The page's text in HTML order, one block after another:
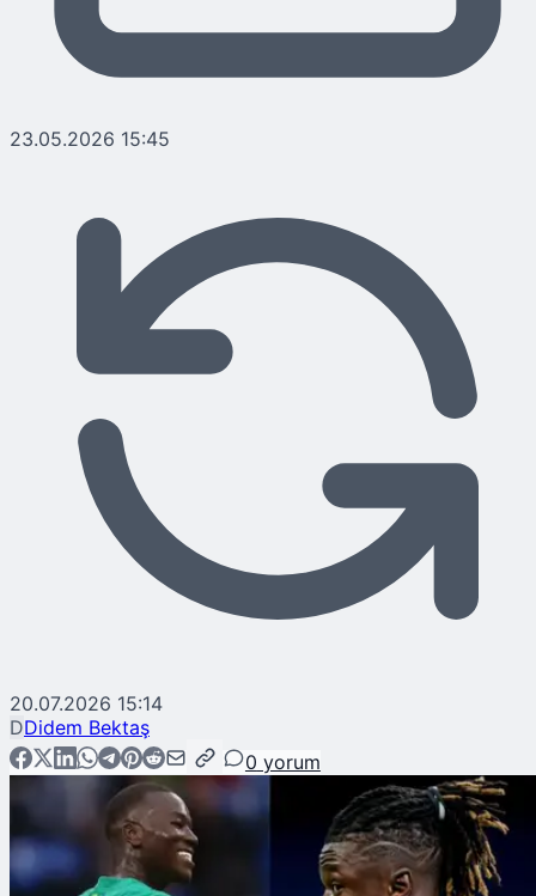
23.05.2026 15:45
20.07.2026 15:14
DDidem Bektaş
0 yorum